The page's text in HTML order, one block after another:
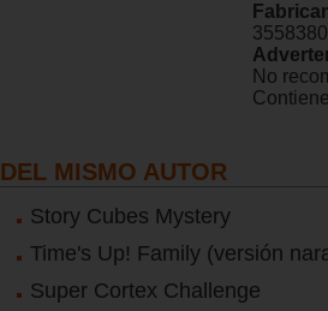
No
DEL MISMO AUTOR
Story Cubes Mystery
Time's Up! Family (versión
Super Cortex Challenge